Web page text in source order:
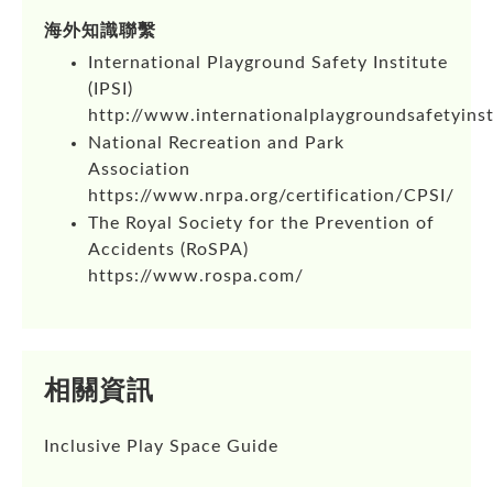
海外知識聯繫
International Playground Safety Institute
(IPSI)
http://
National Recreation and Park
Association
https://www.nrpa.org/certification/CPSI/
The Royal Society for the Prevention of
Accidents (RoSPA)
https://www.rospa.com/
相關資訊
Inclusive Play Space Guide